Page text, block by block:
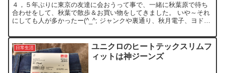
４，５年ぶりに東京の友達に会おうって事で、一緒に秋葉原で待ち
合わせをして、秋葉で散歩＆お買い物をしてきました。 いや～それ
にしても人が多かったー(^_^; ジャンクや裏通り、秋月電子、ヨドバ
日常生活
ユニクロのヒートテックスリムフ
ィットは神ジーンズ